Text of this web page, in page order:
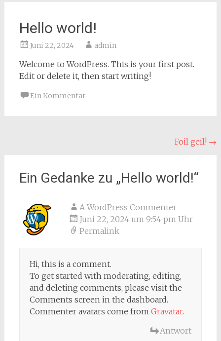
Hello world!
Juni 22, 2024 admin
Welcome to WordPress. This is your first post.
Edit or delete it, then start writing!
Ein Kommentar
Foil geil! →
Ein Gedanke zu „Hello world!“
A WordPress Commenter
Juni 22, 2024 um 9:54 pm Uhr
Permalink
Hi, this is a comment.
To get started with moderating, editing,
and deleting comments, please visit the
Comments screen in the dashboard.
Commenter avatars come from Gravatar.
Antwort